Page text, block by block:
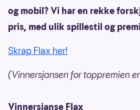
og mobil? Vi har en rekke
pris, med ulik spillestil og
Skrap Flax her!
(Vinnersjansen for toppremien
Vinnersjanse Flax